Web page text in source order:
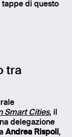
di questo
tra
Smart Cities, il
delegazione
Andrea Rispoli,